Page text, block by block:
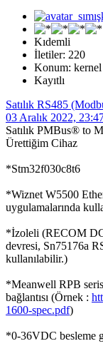
Kıdemli
İletiler: 220
Konum: kernel
Kayıtlı
Satılık RS485
03 Aralık 2022,
Satılık PMBus® to
Ürettiğim Cihaz
*Stm32f030c8t6
*Wiznet W5500
uygulamalarında
*İzoleli (RECOM
devresi, Sn75176a
kullanılabilir.)
*Meanwell RPB
bağlantısı (Örnek :
1600-spec.pdf)
*0-36VDC besleme